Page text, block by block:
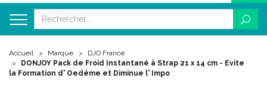
Accueil Marque
DJO France
DONJOY Pack de Froid Instantané à Strap 21 x 14 cm - Evite
la Formation d' Oedéme et Diminue l' Impo